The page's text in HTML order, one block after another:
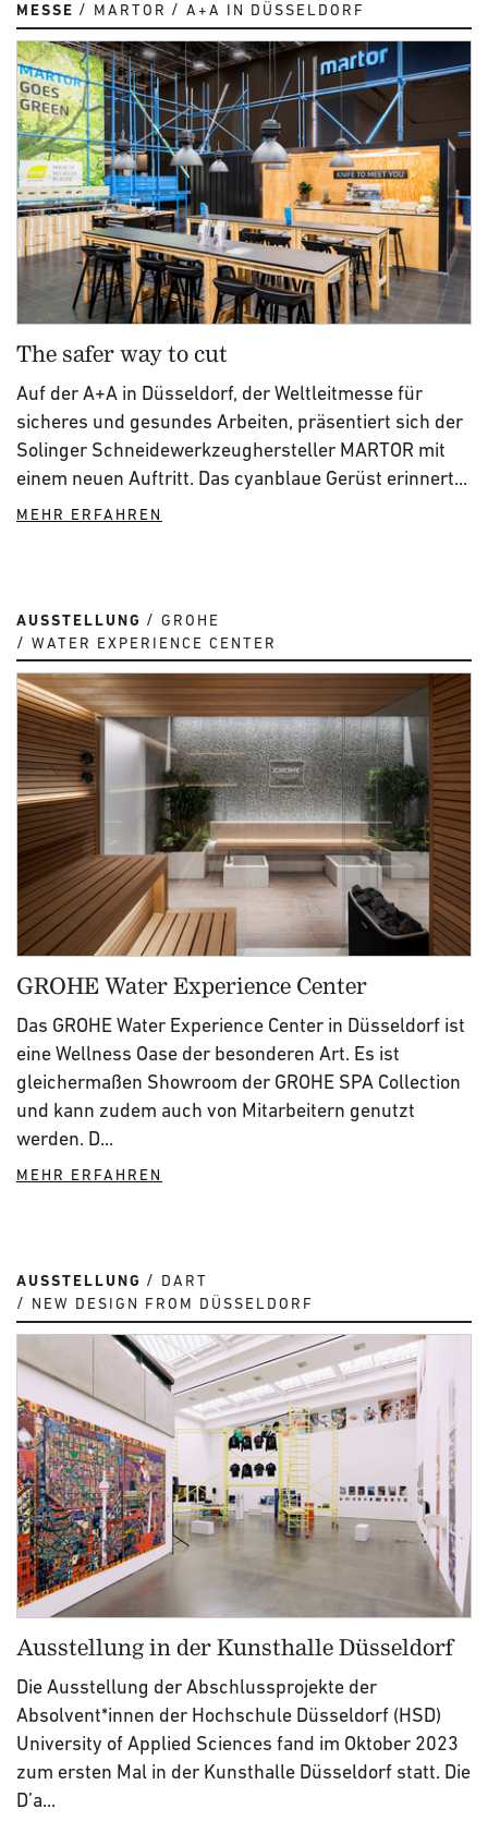
MESSE MARTOR A+A IN DÜSSELDORF
The safer way to cut
Auf der A+A in Düsseldorf, der Weltleitmesse für
sicheres und gesundes Arbeiten, präsentiert sich der
Solinger Schneidewerkzeughersteller MARTOR mit
einem neuen Auftritt. Das cyanblaue Gerüst erinnert...
MEHR ERFAHREN
AUSSTELLUNG
GROHE
WATER EXPERIENCE CENTER
GROHE Water Experience Center
Das GROHE Water Experience Center in Düsseldorf ist
eine Wellness Oase der besonderen Art. Es ist
gleichermaßen Showroom der GROHE SPA Collection
und kann zudem auch von Mitarbeitern genutzt
werden. D...
MEHR ERFAHREN
AUSSTELLUNG
DART
NEW DESIGN FROM DÜSSELDORF
Ausstellung in der Kunsthalle Düsseldorf
Die Ausstellung der Abschlussprojekte der
Absolvent*innen der Hochschule Düsseldorf (HSD)
University of Applied Sciences fand im Oktober 2023
zum ersten Mal in der Kunsthalle Düsseldorf statt. Die
D’a...